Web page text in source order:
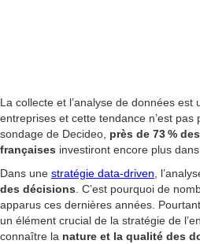
La collecte et l’analyse de données est
entreprises et cette tendance n’est pas
sondage de Decideo, près de 73 %
françaises investiront encore plus
Dans une stratégie data-driven ,
des décisions . C’est pourquoi de
apparus ces dernières années.
un élément crucial de la stratégie de
connaître la nature et la qualité des